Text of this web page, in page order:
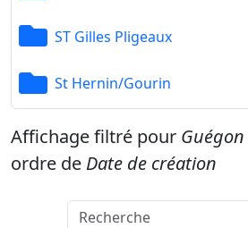
ST Gilles Pligeaux
St Hernin/Gourin
Affichage filtré pour Guégon
ordre de Date de création